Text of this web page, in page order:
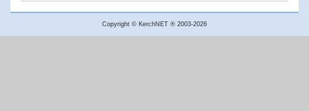
Copyright © KerchNET ® 2003-2026